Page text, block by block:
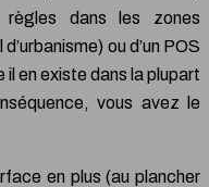
règles dans les zones
ou d’un POS
il en existe dans la plupart
vous avez le
en plus (au plancher